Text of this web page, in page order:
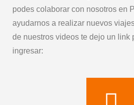
podes colaborar con nosotros en
ayudarnos a realizar nuevos
de nuestros videos te dejo un link
ingresar: